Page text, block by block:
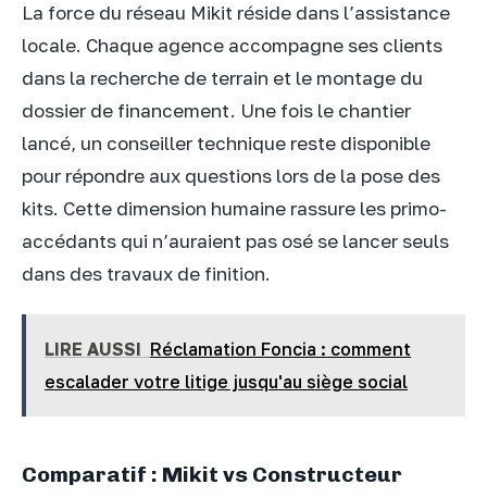
La force du réseau Mikit réside dans l’assistance
locale. Chaque agence accompagne ses clients
dans la recherche de terrain et le montage du
dossier de financement. Une fois le chantier
lancé, un conseiller technique reste disponible
pour répondre aux questions lors de la pose des
kits. Cette dimension humaine rassure les primo-
accédants qui n’auraient pas osé se lancer seuls
dans des travaux de finition.
LIRE AUSSI Réclamation Foncia : comment
escalader votre litige jusqu'au siège social
Comparatif : Mikit vs Constructeur